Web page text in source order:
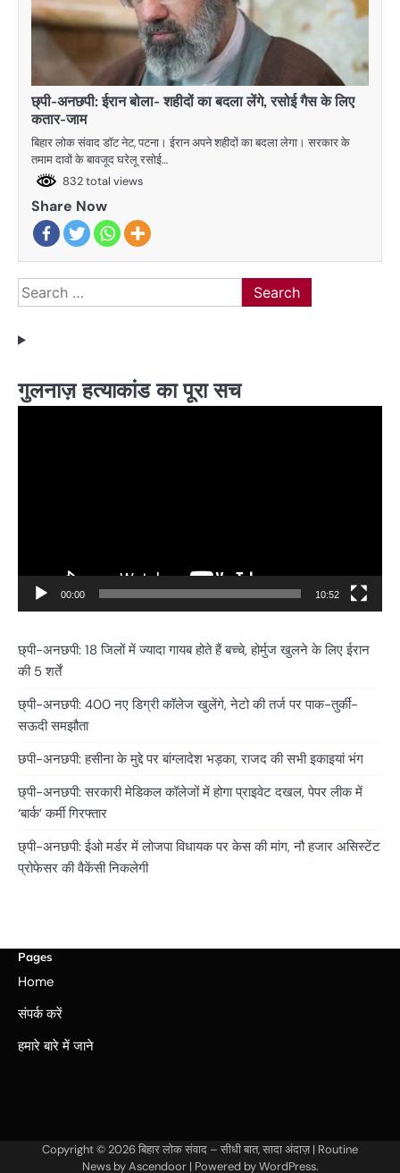
छ्पी-अनछपी: ईरान बोला- शहीदों का बदला लेंगे, रसोई गैस के लिए
कतार-जाम
बिहार लोक संवाद डॉट नेट, पटना। ईरान अपने शहीदों का बदला लेगा। सरकार के
तमाम दावों के बावजूद घरेलू रसोई…
832 total views
Share Now
Search
for:
गुलनाज़ हत्याकांड का पूरा सच
00:00 10:52
छ्पी-अनछपी: 18 जिलों में ज्यादा गायब होते हैं बच्चे, होर्मुज खुलने के लिए ईरान
की 5 शर्तें
छ्पी-अनछपी: 400 नए डिग्री कॉलेज खुलेंगे, नेटो की तर्ज पर पाक-तुर्की-
सऊदी समझौता
छपी-अनछपी: हसीना के मुद्दे पर बांग्लादेश भड़का, राजद की सभी इकाइयां भंग
छ्पी-अनछपी: सरकारी मेडिकल कॉलेजों में होगा प्राइवेट दखल, पेपर लीक में
‘बार्क’ कर्मी गिरफ्तार
छ्पी-अनछपी: ईओ मर्डर में लोजपा विधायक पर केस की मांग, नौ हजार असिस्टेंट
प्रोफेसर की वैकेंसी निकलेगी
Pages
Home
संपर्क करें
हमारे बारे में जाने
Copyright © 2026बिहार लोक संवाद – सीधी बात, सादा अंदाज़| Routine
News byAscendoor| Powered byWordPress.